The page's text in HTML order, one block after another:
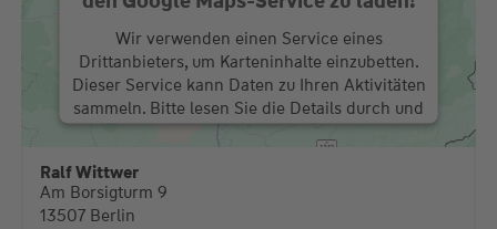
Wir verwenden einen Service eines
Drittanbieters, um Karteninhalte einzubetten.
Dieser Service kann Daten zu Ihren Aktivitäten
sammeln. Bitte lesen Sie die Details durch und
stimmen Sie der Nutzung des Service zu, um
diese Karte anzuzeigen.
Ralf Wittwer
Am Borsigturm 9
13507 Berlin